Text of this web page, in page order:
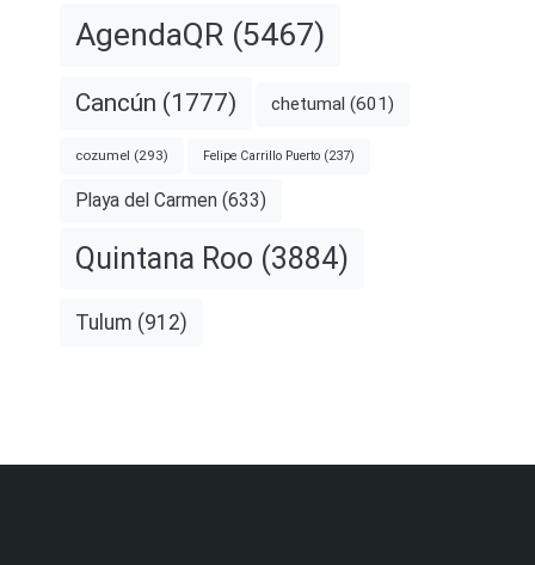
AgendaQR (5467)
Cancún (1777) chetumal (601)
cozumel (293) Felipe Carrillo Puerto (237)
Playa del Carmen (633)
Quintana Roo (3884)
Tulum (912)